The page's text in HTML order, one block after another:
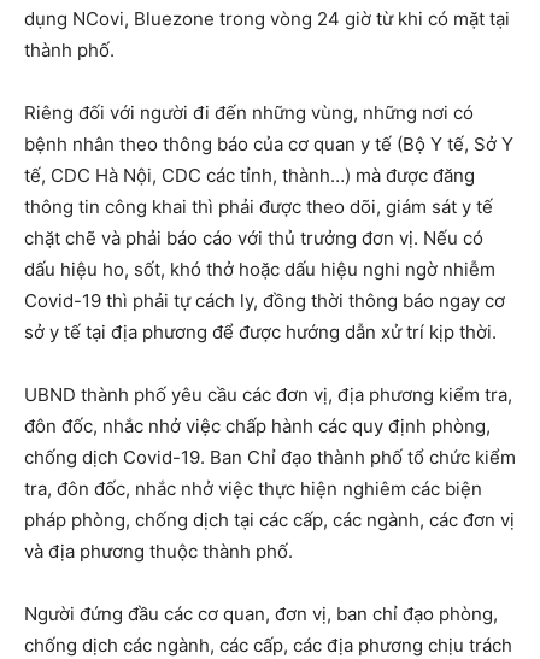
dụng NCovi, Bluezone trong vòng 24 giờ từ khi có mặt tại
thành phố.
Riêng đối với người đi đến những vùng, những nơi có
bệnh nhân theo thông báo của cơ quan y tế (Bộ Y tế, Sở Y
tế, CDC Hà Nội, CDC các tỉnh, thành…) mà được đăng
thông tin công khai thì phải được theo dõi, giám sát y tế
chặt chẽ và phải báo cáo với thủ trưởng đơn vị. Nếu có
dấu hiệu ho, sốt, khó thở hoặc dấu hiệu nghi ngờ nhiễm
Covid-19 thì phải tự cách ly, đồng thời thông báo ngay cơ
sở y tế tại địa phương để được hướng dẫn xử trí kịp thời.
UBND thành phố yêu cầu các đơn vị, địa phương kiểm tra,
đôn đốc, nhắc nhở việc chấp hành các quy định phòng,
chống dịch Covid-19. Ban Chỉ đạo thành phố tổ chức kiểm
tra, đôn đốc, nhắc nhở việc thực hiện nghiêm các biện
pháp phòng, chống dịch tại các cấp, các ngành, các đơn vị
và địa phương thuộc thành phố.
Người đứng đầu các cơ quan, đơn vị, ban chỉ đạo phòng,
chống dịch các ngành, các cấp, các địa phương chịu trách